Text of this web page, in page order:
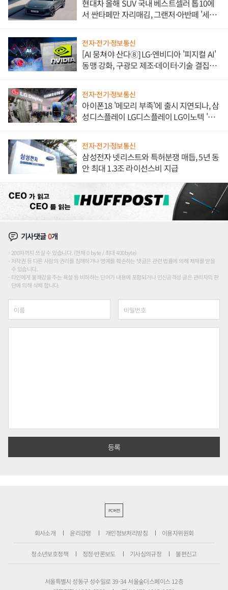
현대차 올해 SUV 국내 베스트셀러 톱10에
서 싼타페만 자리매김, 그랜저·아반떼 '세단
전자·전기·정보통신
[AI 뭉쳐야 산다⑧] LG·엔비디아 '피지컬 AI'
동맹 강화, 구광모 제조·데이터·기술 결집
전자·전기·정보통신
아이폰18 '메모리 부족'에 출시 지연되나, 삼
성디스플레이 LG디스플레이 LG이노텍 '탈
전자·전기·정보통신
삼성전자 넷리스트와 특허분쟁 매듭, 5년 동
안 최대 1.3조 라이선스비 지급
기사댓글0개
200자까지 쓰실 수 있습니다. (현재 0 byte / 최대 400byte)
저작권 등 다른 사람의 권리를 침해하거나 명예를 훼손하는 댓글은 관련 법률에 의해 제재를 받을
수 있습니다.
타인에게 불쾌감을 주는 욕설 등 비하하는 단어가 내용에 포함되거나 인신공격성 글은 관리자의 판
단에 의해 삭제 합니다.
PC버전
회사소개 윤리강령 개인정보처리방침 이용자위원회
청소년보호정책 정정·반론보도 기사심의규정 불편신고
서울특별시 성동구 성수일로 39-34 서울숲더스페이스 12층